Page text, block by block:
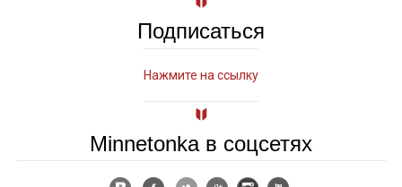
Подписаться
Нажмите на ссылку
Minnetonka в соцсетях